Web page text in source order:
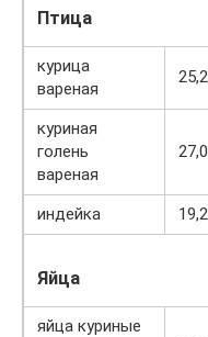
Птица
курица
вареная
25,2
куриная
голень
вареная
27,0
индейка 19,2
Яйца
яйца куриные